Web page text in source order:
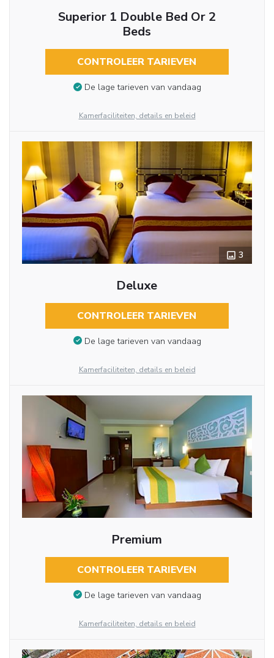
Superior 1 Double Bed Or 2
Beds
CONTROLEER TARIEVEN
De lage tarieven van vandaag
Kamerfaciliteiten, details en beleid
3
Deluxe
CONTROLEER TARIEVEN
De lage tarieven van vandaag
Kamerfaciliteiten, details en beleid
Premium
CONTROLEER TARIEVEN
De lage tarieven van vandaag
Kamerfaciliteiten, details en beleid